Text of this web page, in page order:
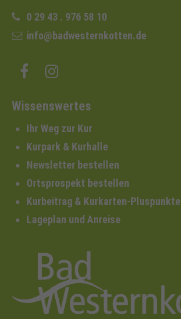
0 29 43 . 976 58 10
info@badwesternkotten.de
Wissenswertes
Ihr Weg zur Kur
Kurpark & Kurhalle
Newsletter bestellen
Ortsprospekt bestellen
Kurbeitrag & Kurkarten-Pluspunkte
Lageplan und Anreise